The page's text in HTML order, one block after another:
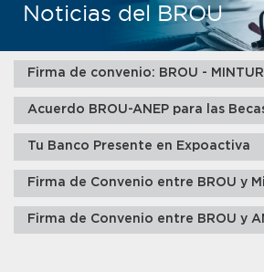
Noticias del BROU
Firma de convenio: BROU - MINTUR
Acuerdo BROU-ANEP para las
Tu Banco Presente en Expoactiva
Firma de Convenio entre BROU y
Firma de Convenio entre BROU y